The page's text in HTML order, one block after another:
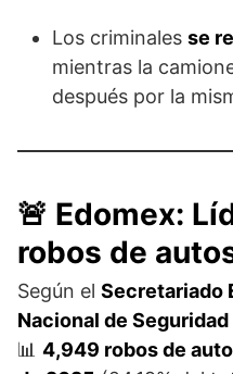
Los criminales se
mientras la
después por la
🚨 Edomex:
robos de
Según el Secretariado
Nacional de
📊 4,949 robos de